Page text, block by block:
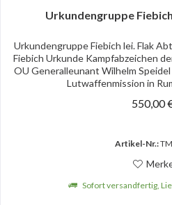
Urkundengruppe
Urkundengruppe Fiebich lei. Flak
Fiebich Urkunde Kampfabzeichen
OU Generalleunant Wilhelm
Lutwaffenmission in
550,00
Artikel-Nr.:
Sofort versandfertig,